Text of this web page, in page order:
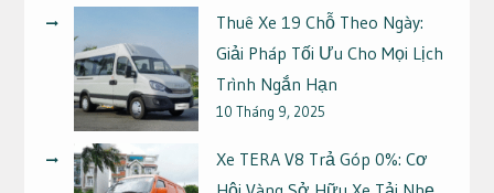
Thuê Xe 19 Chỗ Theo Ngày:
Giải Pháp Tối Ưu Cho Mọi Lịch
Trình Ngắn Hạn
10 Tháng 9, 2025
Xe TERA V8 Trả Góp 0%: Cơ